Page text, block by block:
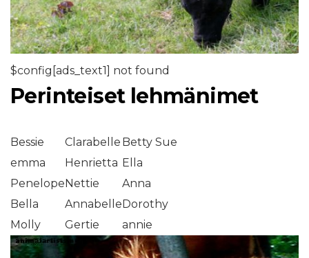
$config[ads_text1] not found
Perinteiset lehmänimet
Bessie Clarabelle Betty Sue
emma
Henrietta Ella
Penelope Nettie
Anna
Bella
Annabelle Dorothy
Molly
Gertie annie